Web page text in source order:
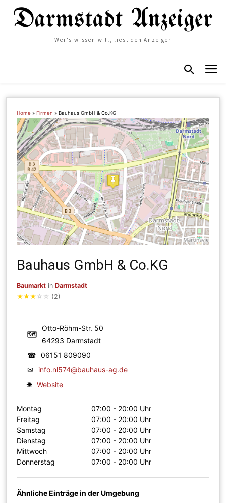
Wer's wissen will, liest den Anzeiger
Home »Firmen »Bauhaus GmbH & Co.KG
Bauhaus GmbH & Co.KG
Baumarkt inDarmstadt
★★★ ☆ ☆ (2)
🗺
Otto-Röhm-Str. 50
64293 Darmstadt
☎
06151 809090
✉
info.nl574@bauhaus-ag.de
🌐 Website
Montag
07:00 - 20:00 Uhr
Freitag
07:00 - 20:00 Uhr
Samstag
07:00 - 20:00 Uhr
Dienstag
07:00 - 20:00 Uhr
Mittwoch
07:00 - 20:00 Uhr
Donnerstag
07:00 - 20:00 Uhr
Ähnliche Einträge in der Umgebung